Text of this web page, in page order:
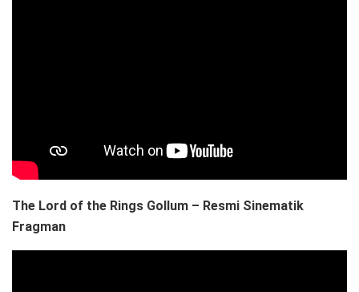
The Lord of the Rings Gollum – Resmi Sinematik
Fragman